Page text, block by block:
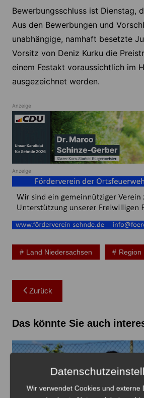
Bewerbungsschluss ist Dienstag,
Aus den Bewerbungen und
unabhängige, namhaft besetzte
Vorsitz von Deniz Kurku die
einem Festakt voraussichtlich im
ausgezeichnet werden.
Anzeige
Anzeige
Land Niedersachsen Region
Beitragsnavigation
Zurück
Das könnte Sie auch
Wir verwendet Cookies und externe